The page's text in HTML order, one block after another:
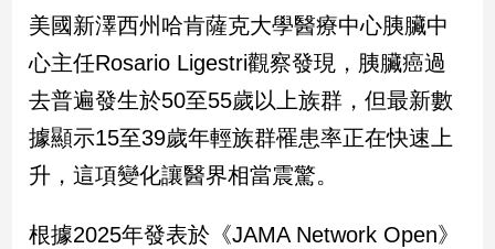
政
治
政
治
焦
品
點
美國新澤西州哈肯薩克大學醫療中心胰臟中
心主任Rosario Ligestri觀察發現，胰臟癌過
去普遍發生於50至55歲以上族群，但最新數
據顯示15至39歲年輕族群罹患率正在快速上
升，這項變化讓醫界相當震驚。
根據2025年發表於《JAMA Network Open》